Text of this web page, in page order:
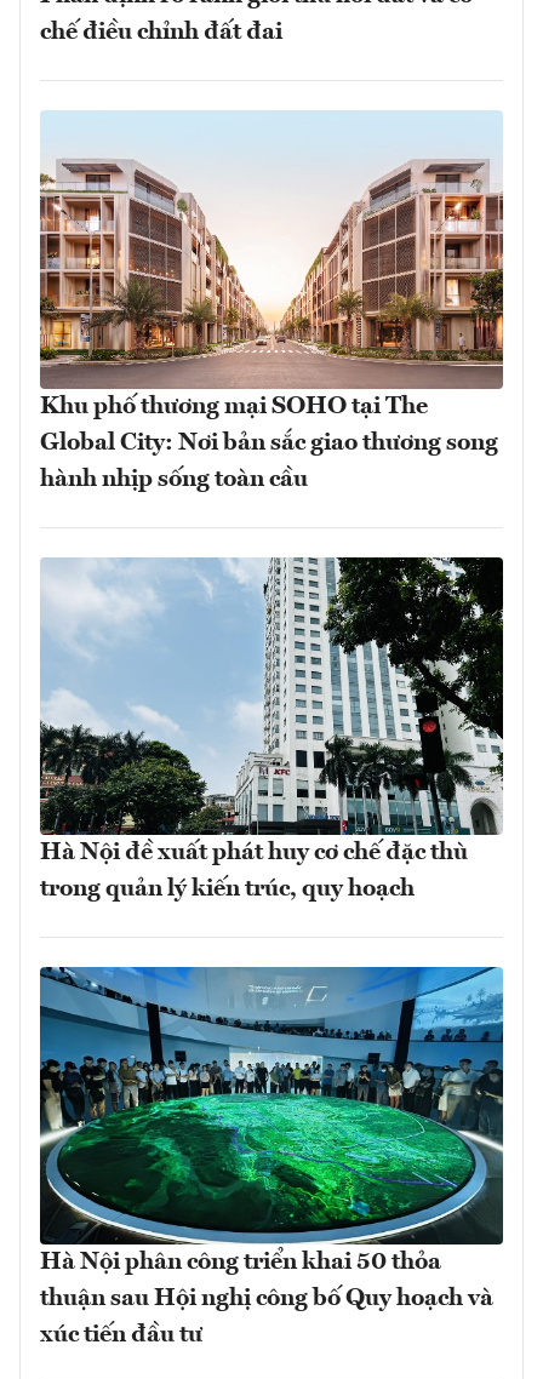
chế điều chỉnh đất đai
Khu phố thương mại SOHO tại The
Global City: Nơi bản sắc giao thương song
hành nhịp sống toàn cầu
Hà Nội đề xuất phát huy cơ chế đặc thù
trong quản lý kiến trúc, quy hoạch
Hà Nội phân công triển khai 50 thỏa
thuận sau Hội nghị công bố Quy hoạch và
xúc tiến đầu tư